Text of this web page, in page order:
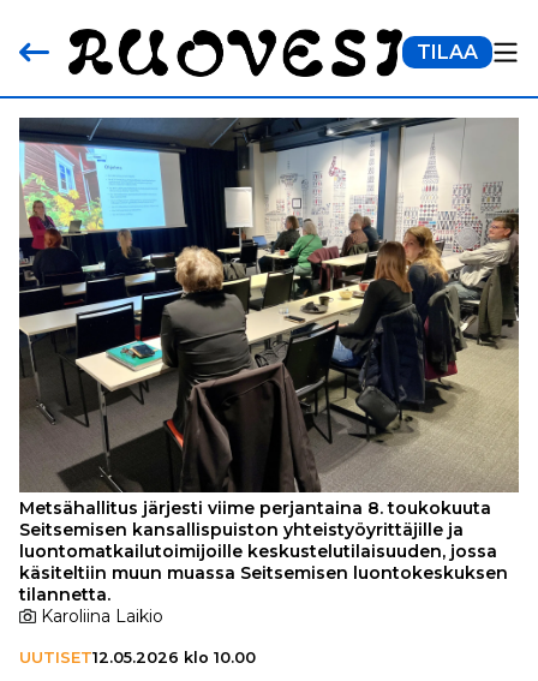
TILAA
Metsähallitus järjesti viime perjantaina 8. toukokuuta
Seitsemisen kansallispuiston yhteistyöyrittäjille ja
luontomatkailutoimijoille keskustelutilaisuuden, jossa
käsiteltiin muun muassa Seitsemisen luontokeskuksen
tilannetta.
Karoliina Laikio
UUTISET12.05.2026 klo 10.00